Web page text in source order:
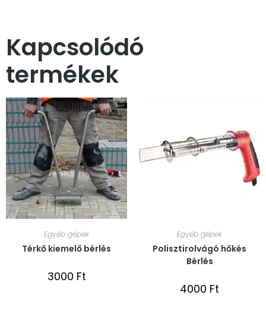
Kapcsolódó
termékek
Egyéb gépek
Térkő kiemelő bérlés
3000 Ft
Egyéb gépek
Polisztirolvágó hőkés
Bérlés
4000 Ft